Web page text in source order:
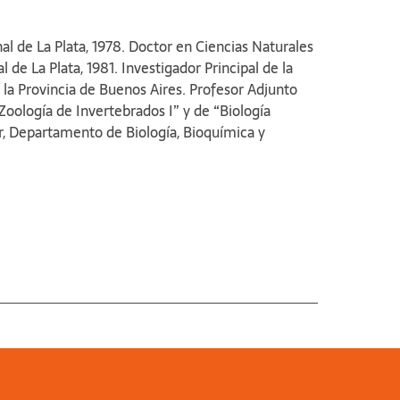
de La Plata, 1978. Doctor en Ciencias Naturales
La Plata, 1981. Investigador Principal de la
Provincia de Buenos Aires. Profesor Adjunto
de Invertebrados I” y de “Biología
Departamento de Biología, Bioquímica y
I, desde marzo de 1999). Miembro del
y Transferencia Comodoro Rivadavia (CIT
Estrada, Bahía Blanca.